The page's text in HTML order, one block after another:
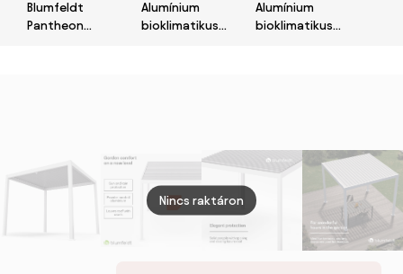
Blumfeldt
Pantheon
Alumínium
bioklimatikus
Alumínium
bioklimatikus
Nincs raktáron